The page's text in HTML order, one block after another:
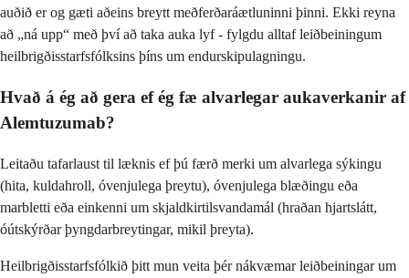
auðið er og gæti aðeins breytt meðferðaráætluninni þinni. Ekki reyna
að „ná upp“ með því að taka auka lyf - fylgdu alltaf leiðbeiningum
heilbrigðisstarfsfólksins þíns um endurskipulagningu.
Hvað á ég að gera ef ég fæ alvarlegar aukaverkanir af
Alemtuzumab?
Leitaðu tafarlaust til læknis ef þú færð merki um alvarlega sýkingu
(hita, kuldahroll, óvenjulega þreytu), óvenjulega blæðingu eða
marbletti eða einkenni um skjaldkirtilsvandamál (hraðan hjartslátt,
óútskýrðar þyngdarbreytingar, mikil þreyta).
Heilbrigðisstarfsfólkið þitt mun veita þér nákvæmar leiðbeiningar um